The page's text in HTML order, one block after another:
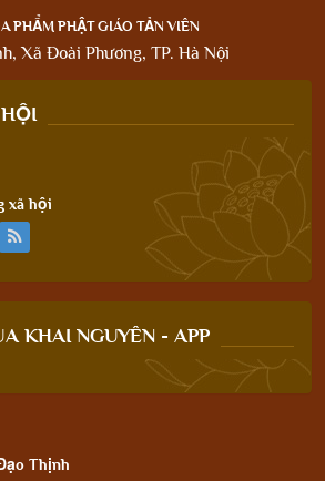
PHẨM PHẬT GIÁO TẢN VIÊN
Xã Đoài Phương, TP. Hà Nội
xã hội
KHAI NGUYÊN - APP
Thịnh